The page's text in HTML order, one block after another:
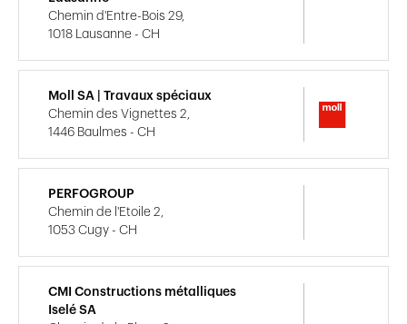
Chemin d'Entre-Bois 29,
1018 Lausanne - CH
Moll SA | Travaux spéciaux
Chemin des Vignettes 2,
1446 Baulmes - CH
PERFOGROUP
Chemin de l'Etoile 2,
1053 Cugy - CH
CMI Constructions métalliques
Iselé SA